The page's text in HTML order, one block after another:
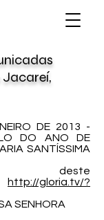
Jacareí,
DE 2013 -
DO ANO DE
SANTÍSSIMA
deste
http://gloria.tv/?
SENHORA